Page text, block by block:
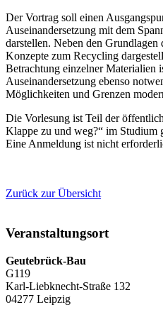
Der Vortrag soll einen
Auseinandersetzung mit dem
darstellen. Neben den Grundlagen
Konzepte zum Recycling
Betrachtung einzelner Materialien
Auseinandersetzung ebenso
Möglichkeiten und Grenzen
Die Vorlesung ist Teil der
Klappe zu und weg?“ im
Eine Anmeldung ist nicht
Zurück zur Übersicht
Veranstaltungsort
Geutebrück-Bau
G119
Karl-Liebknecht-Straße 132
04277 Leipzig